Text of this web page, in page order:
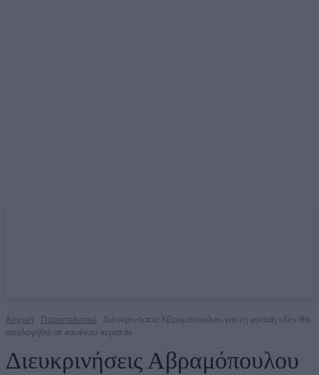
Αρχική Παραπολιτικά Διευκρινήσεις Αβραμόπουλου για τη φράση «δεν θα
απολογηθώ σε κανέναν κερατά»
Διευκρινήσεις Αβραμόπουλου